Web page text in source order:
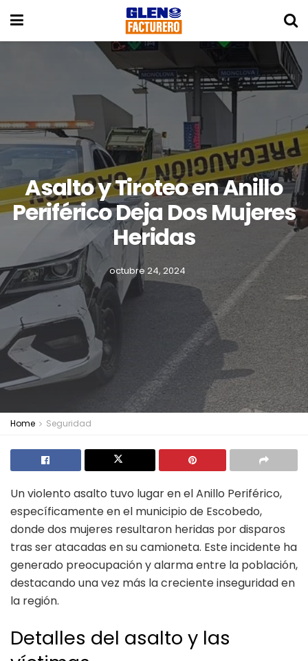
Asalto y Tiroteo en Anillo
Periférico Deja Dos Mujeres
Heridas
octubre 24, 2024
Home Seguridad
Un violento asalto tuvo lugar en el Anillo Periférico,
específicamente en el municipio de Escobedo,
donde dos mujeres resultaron heridas por disparos
tras ser atacadas en su camioneta. Este incidente ha
generado preocupación y alarma entre la población,
destacando una vez más la creciente inseguridad en
la región.
Detalles del asalto y las